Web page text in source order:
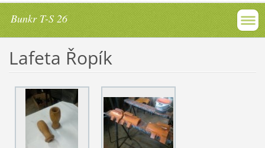
Bunkr T-S 26
Lafeta Řopík